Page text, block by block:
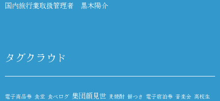
国内旅行業取扱管理者 黒木陽介
タグクラウド
電子商品券 食堂 食べログ 集団顔見世 麦焼酎 餅つき 電子宿泊券 音楽会 高校生